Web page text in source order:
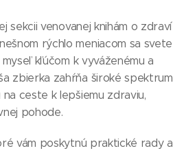
sekcii venovanej knihám o zdraví
rýchlo meniacom sa svete
kľúčom k vyváženému a
zbierka zahŕňa široké spektrum
ceste k lepšiemu zdraviu,
pohode.
vám poskytnú praktické rady a